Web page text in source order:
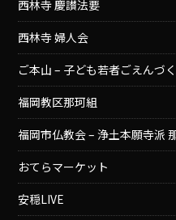
西林寺 慶讃法要
西林寺 婦人会
ご本山 – 子ども若者ごえんづ
福岡教区那珂組
福岡市仏教会 – 浄土本願寺派
おてらマーケット
安穏LIVE